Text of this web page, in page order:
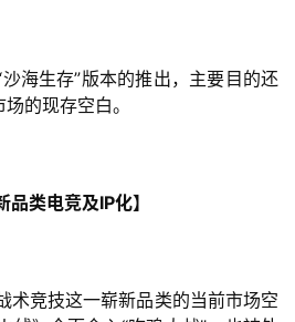
海生存”版本的推出，主要目的还
的现存空白。
品类电竞及IP化】
术竞技这一崭新品类的当前市场空